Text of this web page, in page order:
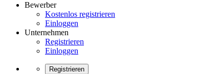
Bewerber
Kostenlos registrieren
Einloggen
Unternehmen
Registrieren
Einloggen
Registrieren